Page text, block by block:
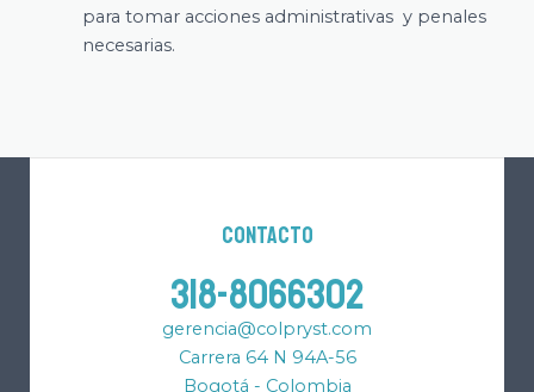
para tomar acciones administrativas y penales
necesarias.
Contacto
318-8066302
gerencia@colpryst.com
Carrera 64 N 94A-56
Bogotá - Colombia